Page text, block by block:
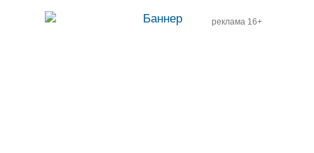
реклама 16+